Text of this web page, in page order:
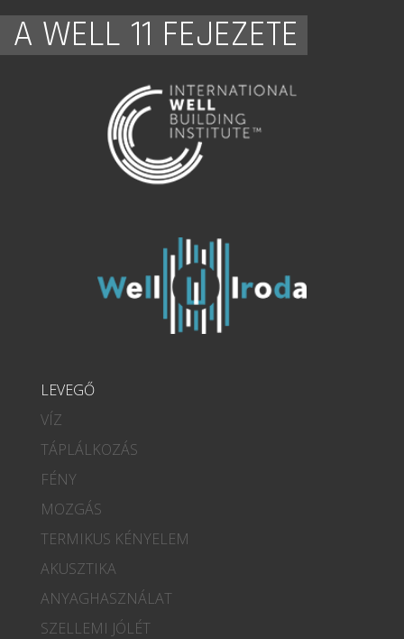
A WELL 11 FEJEZETE
LEVEGŐ
VÍZ
TÁPLÁLKOZÁS
FÉNY
MOZGÁS
TERMIKUS KÉNYELEM
AKUSZTIKA
ANYAGHASZNÁLAT
SZELLEMI JÓLÉT